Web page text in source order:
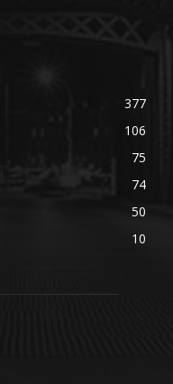
377
106
75
74
50
10